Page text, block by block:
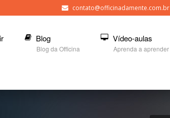
contato@officinadamente.com.br
Blog
Blog da Officina
Vídeo-aulas
Aprenda a aprender